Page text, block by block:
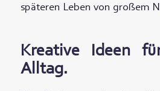
späteren Leben von großem
Kreative Ideen
Alltag.